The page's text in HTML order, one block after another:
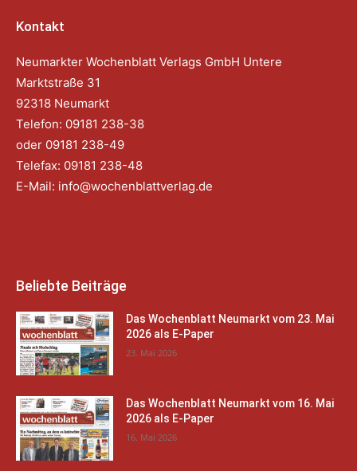
Kontakt
Neumarkter Wochenblatt Verlags GmbH Untere
Marktstraße 31
92318 Neumarkt
Telefon: 09181 238-38
oder 09181 238-49
Telefax: 09181 238-48
E-Mail: info@wochenblattverlag.de
Beliebte Beiträge
Das Wochenblatt Neumarkt vom 23. Mai
2026 als E-Paper
23. Mai 2026
Das Wochenblatt Neumarkt vom 16. Mai
2026 als E-Paper
16. Mai 2026